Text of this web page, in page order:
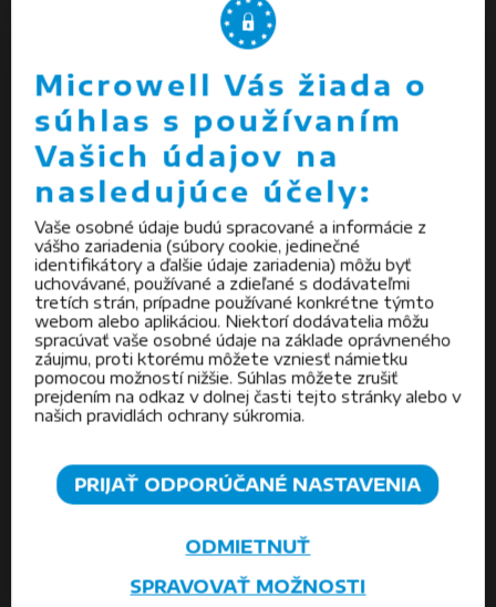
Veľmi dobrá farebná indikácia výšky hladiny
bez potreby napájania
Materiál zmáčaných častí: nerez oceľ,
Hastelloy, Inconel
Voliteľný prevodník výšky hladiny LT40
Voliteľné limitné spínače hladiny
Chemický, petrochemický, energetika
Ropný a plynárenský priemysel
Aplikácie: skladovacie nádrže a reaktory,
separátory, kotle, destilačné kolóny v
náročných prevádzkových podmienkach
5500 mm
Presnosť merania: ±2 mm
Hustota média: min. 0,37 kg/dm3
Prevádzková teplota: -196 ...+400 °C
Prevádzkový tlak: max. 40 MPa
Výstup: 4-20 mA, HART, komunikačné
Napájacie napätie: 9...30VDC
Mechanické pripojenie: závitové, prírubové
Krytie: IP 68
Ex vyhotovenie: ATEX, IECEx
https://krohne.com/en/products
Microwell Vás žiada o
súhlas s používaním
Vašich údajov na
nasledujúce účely:
Vaše osobné údaje budú spracované a informácie z
vášho zariadenia (súbory cookie, jedinečné
identifikátory a ďalšie údaje zariadenia) môžu byť
uchovávané, používané a zdieľané s dodávateľmi
tretích strán, prípadne používané konkrétne týmto
webom alebo aplikáciou. Niektorí dodávatelia môžu
spracúvať vaše osobné údaje na základe oprávneného
záujmu, proti ktorému môžete vzniesť námietku
pomocou možností nižšie. Súhlas môžete zrušiť
prejdením na odkaz v dolnej časti tejto stránky alebo v
našich pravidlách ochrany súkromia.
SPRAVOVAŤ MOŽNOSTI
ODMIETNUŤ
PRIJAŤ ODPORÚČANÉ NASTAVENIA